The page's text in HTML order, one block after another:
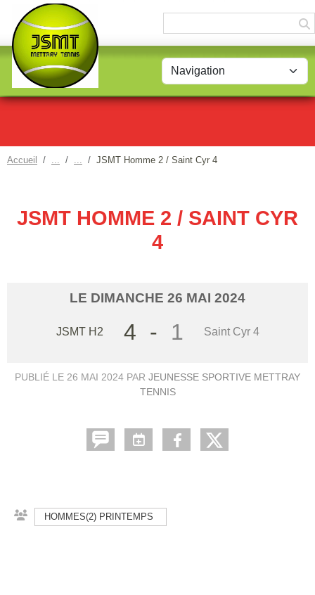
Accueil JSMT Homme 2 / Saint Cyr 4
JSMT HOMME 2 / SAINT CYR
4
LE DIMANCHE 26 MAI 2024
JSMT H2 4 - 1 Saint Cyr 4
PUBLIÉ LE 26 MAI 2024 PAR JEUNESSE SPORTIVE METTRAY
TENNIS
HOMMES(2) PRINTEMPS
Panneau de gestion des cookies